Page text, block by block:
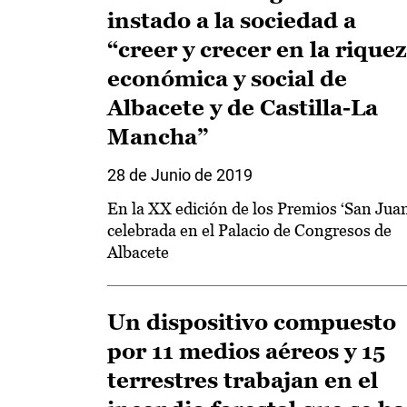
instado a la sociedad a
“creer y crecer en la
económica y social de
Albacete y de Castilla-La
Mancha”
28 de Junio de 2019
En la XX edición de los Premios ‘San
celebrada en el Palacio de Congresos de
Albacete
Un dispositivo compuesto
por 11 medios aéreos y 15
terrestres trabajan en el